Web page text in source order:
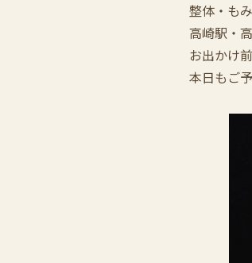
整体・も
高崎駅・
お出かけ
本日もご